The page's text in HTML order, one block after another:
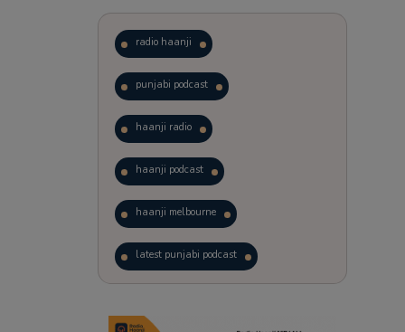
radio haanji
punjabi podcast
haanji radio
haanji podcast
haanji melbourne
latest punjabi podcast